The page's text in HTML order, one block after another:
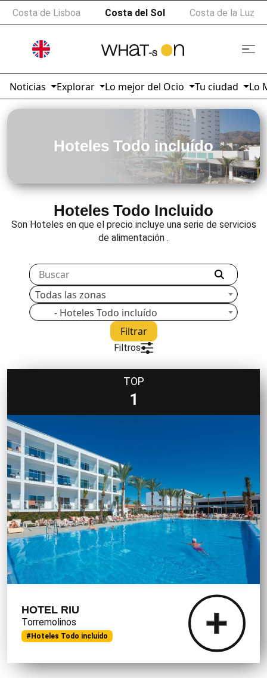
Costa de Lisboa Costa de la Luz
Costa del Sol
Noticias Explorar Lo mejor del Ocio Tu ciudad Lo
Hoteles Todo incluído
Hoteles Todo Incluido
Son Hoteles en que el precio incluye una serie de servicios
de alimentación .
Filtros
Todas las zonas
- Hoteles Todo incluído
Filtrar
TOP
1
HOTEL RIU
Torremolinos
#Hoteles Todo incluído